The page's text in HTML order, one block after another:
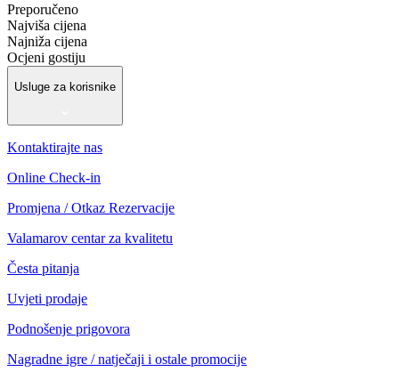
Preporučeno
Najviša cijena
Najniža cijena
Ocjeni gostiju
Usluge za korisnike
Kontaktirajte nas
Online Check-in
Promjena / Otkaz Rezervacije
Valamarov centar za kvalitetu
Česta pitanja
Uvjeti prodaje
Podnošenje prigovora
Nagradne igre / natječaji i ostale promocije